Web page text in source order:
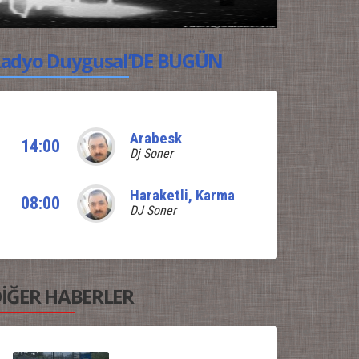
Duygusal’DE BUGÜN
14:00 Arabesk
Dj Soner
08:00 Haraketli, Karma
DJ Soner
HABERLER